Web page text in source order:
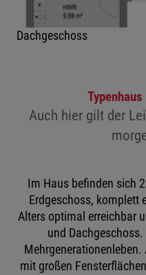
Dachgeschoss
Auch hier gilt der
Im Haus befinden sich
Erdgeschoss, komplett
Alters optimal erreichbar
und
mit großen